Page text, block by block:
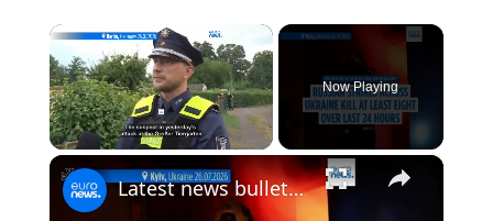
×
Now Playing
×
Latest news bulletin | July 27th, 2026 – Morning